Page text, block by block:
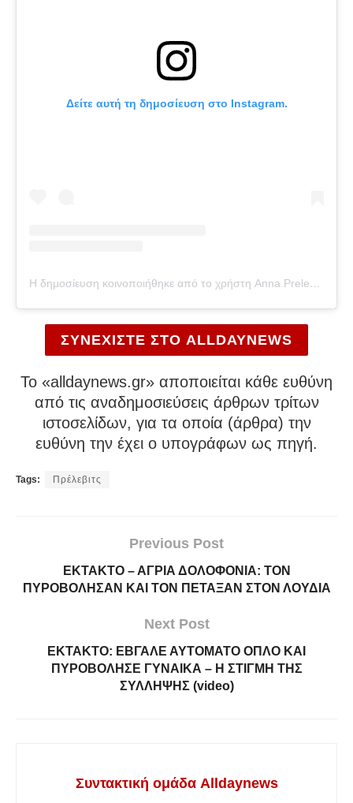
Δείτε αυτή τη δημοσίευση στο Instagram.
Η δημοσίευση κοινοποιήθηκε από το χρήστη Anna Prelevic Nomikou (@annaprelevic)
ΣΥΝΕΧΙΣΤΕ ΣΤΟ ALLDAYNEWS
To «alldaynews.gr» αποποιείται κάθε ευθύνη
από τις αναδημοσιεύσεις άρθρων τρίτων
ιστοσελίδων, για τα οποία (άρθρα) την
ευθύνη την έχει ο υπογράφων ως πηγή.
Tags: Πρέλεβιτς
Previous Post
ΕΚΤΑΚΤΟ – ΑΓΡΙΑ ΔΟΛΟΦΟΝΙΑ: ΤΟΝ
ΠΥΡΟΒΟΛΗΣΑΝ ΚΑΙ ΤΟΝ ΠΕΤΑΞΑΝ ΣΤΟΝ ΛΟΥΔΙΑ
Next Post
ΕΚΤΑΚΤΟ: ΕΒΓΑΛΕ ΑΥΤΟΜΑΤΟ ΟΠΛΟ ΚΑΙ
ΠΥΡΟΒΟΛΗΣΕ ΓΥΝΑΙΚΑ – Η ΣΤΙΓΜΗ ΤΗΣ
ΣΥΛΛΗΨΗΣ (video)
Συντακτική ομάδα Alldaynews